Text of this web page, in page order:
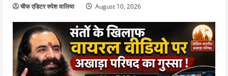
चीफ एडिटर रुपेश वालिया August 10, 2026